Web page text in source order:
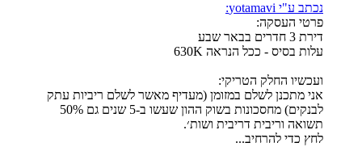
נכתב ע"י yotamavi:
פרטי העסקה:
דירת 3 חדרים בבאר שבע
עלות בסיס - ככל הנראה 630K
ועכשיו החלק הטריקי:
אני מתכנן לשלם במזומן (מעדיף מאשר לשלם ריביות עתק
לבנקים) מחסכונות בשוק ההון שעשו ב-5 שנים גם 50%
תשואה וריבית דריבית ושות׳.
לחץ כדי להרחיב...